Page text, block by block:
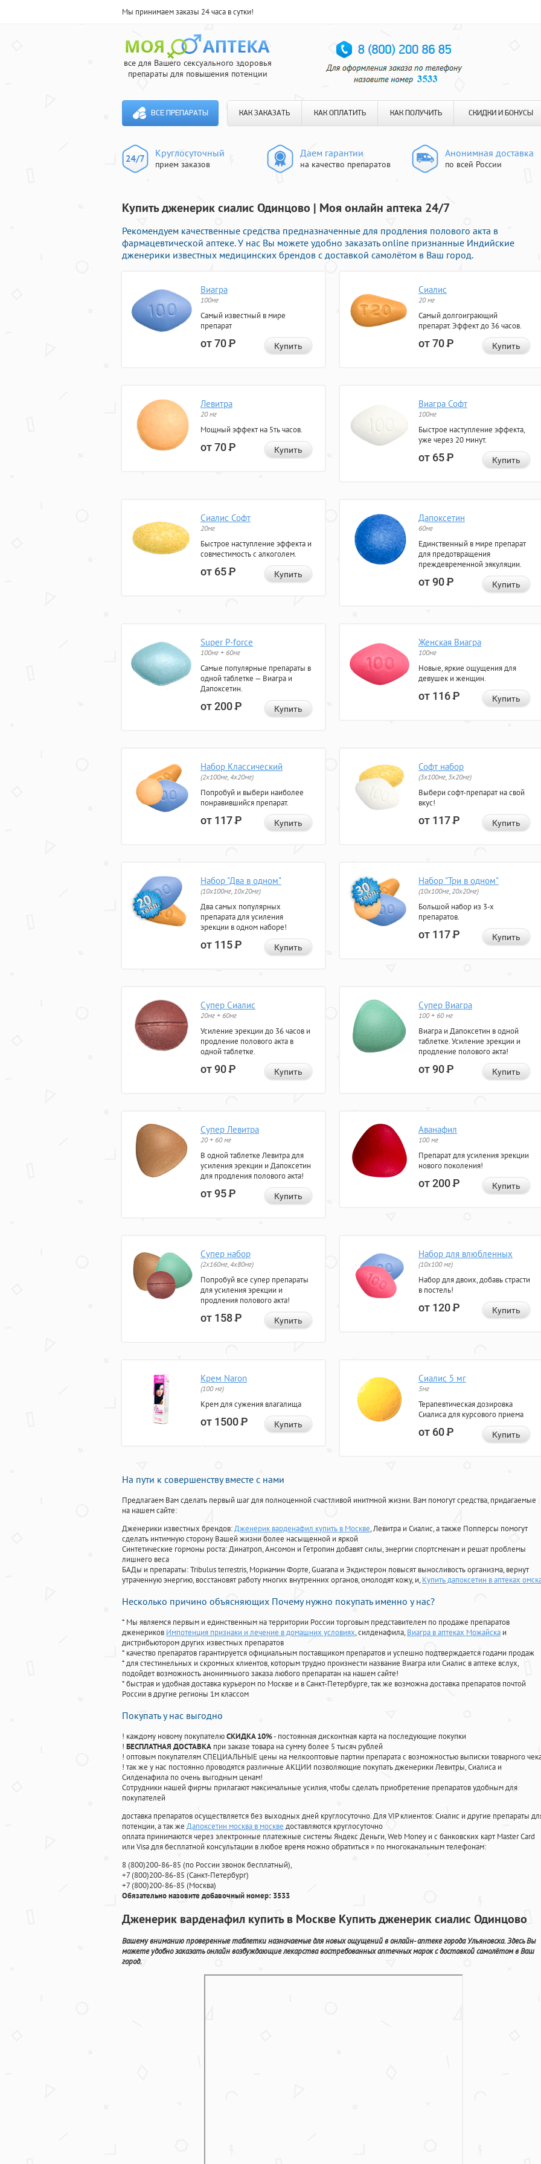
Мы принимаем заказы 24 часа в сутки!
все для Вашего сексуального здоровья
препараты для повышения потенции
ВСЕ ПРЕПАРАТЫ КАК ЗАКАЗАТЬ КАК ОПЛАТИТЬ КАК ПОЛУЧИТЬ СКИДКИ И БОНУСЫ
Круглосуточный
прием заказов
Даем гарантии
на качество препаратов
Анонимная доставка
по всей России
Купить дженерик сиалис Одинцово | Моя онлайн аптека 24/7
Рекомендуем качественные средства предназначенные для продления полового акта в
фармацевтической аптеке. У нас Вы можете удобно заказать online признанные Индийские
дженерики известных медицинских брендов с доставкой самолётом в Ваш город.
Виагра
100мг
Самый известный в мире
препарат
от 70Р Купить
Сиалис
20 мг
Самый долгоиграющий
препарат. Эффект до 36 часов.
от 70Р Купить
Левитра
20 мг
Мощный эффект на 5ть часов.
от 70Р Купить
Виагра Софт
100мг
Быстрое наступление эффекта,
уже через 20 минут.
от 65Р Купить
Сиалис Софт
20мг
Быстрое наступление эффекта и
совместимость с алкоголем.
от 65Р Купить
Дапоксетин
60мг
Единственный в мире препарат
для предотвращения
преждевременной эякуляции.
от 90Р Купить
Super P-force
100мг + 60мг
Самые популярные препараты в
одной таблетке — Виагра и
Дапоксетин.
от 200Р Купить
Женская Виагра
100мг
Новые, яркие ощущения для
девушек и женщин.
от 116Р Купить
Набор Классический
(2x100мг, 4x20мг)
Попробуй и выбери наиболее
понравившийся препарат.
от 117Р Купить
Софт набор
(3x100мг, 3x20мг)
Выбери софт-препарат на свой
вкус!
от 117Р Купить
Набор "Два в одном"
(10x100мг, 10x20мг)
Два самых популярных
препарата для усиления
эрекции в одном наборе!
от 115Р Купить
Набор "Три в одном"
(10x100мг, 20x20мг)
Большой набор из 3-х
препаратов.
от 117Р Купить
Супер Сиалис
20мг + 60мг
Усиление эрекции до 36 часов и
продление полового акта в
одной таблетке.
от 90Р Купить
Супер Виагра
100 + 60 мг
Виагра и Дапоксетин в одной
таблетке. Усиление эрекции и
продление полового акта!
от 90Р Купить
Супер Левитра
20 + 60 мг
В одной таблетке Левитра для
усиления эрекции и Дапоксетин
для продления полового акта!
от 95Р Купить
Аванафил
100 мг
Препарат для усиления эрекции
нового поколения!
от 200Р Купить
Супер набор
(2х160мг, 4х80мг)
Попробуй все супер препараты
для усиления эрекции и
продления полового акта!
от 158Р Купить
Набор для влюбленных
(10х100 мг)
Набор для двоих, добавь страсти
в постель!
от 120Р Купить
Крем Naron
(100 мг)
Крем для сужения влагалища
от 1500Р Купить
Сиалис 5 мг
5мг
Терапевтическая дозировка
Сиалиса для курсового приема
от 60Р Купить
На пути к совершенству вместе с нами
Предлагаем Вам сделать первый шаг для полноценной счастливой инитмной жизни. Вам помогут средства, придагаемые
на нашем сайте:
Дженерики известных брендов:Дженерик варденафил купить в Москве, Левитра и Сиалис, а также Попперсы помогут
сделать интимную сторону Вашей жизни более насыщенной и яркой
Синтетические гормоны роста: Динатроп, Ансомон и Гетропин добавят силы, энергии спортсменам и решат проблемы
лишнего веса
БАДы и препараты:Tribulus terrestris, Мориамин Форте, Guarana и Экдистерон повысят выносливость организма, вернут
утраченную энергию, восстановят работу многих внутренних органов, омолодят кожу, и, Купить дапоксетин в аптеках
Несколько причино объясняющих Почему нужно покупать именно у нас?
* Мы являемся первым и единственным на территории России торговым представителем по продаже препаратов
дженериков Импотенция признаки и лечение в домашних условиях, силденафила, Виагра в аптеках Можайска и
дистрибьютором других известных препаратов
* качество препаратов гарантируется официальным поставщиком препаратов и успешно подтверждается годами продаж
* для стестинельных и скромных клиентов, которым трудно произнести название Виагра или Сиалис в аптеке вслух,
подойдет возможность анонимныого заказа любого препаратан на нашем сайте!
* быстрая и удобная доставка курьером по Москве и в Санкт-Петербурге, так же возможна доставка препаратов почтой
России в другие регионы 1м классом
Покупать у нас выгодно
! каждому новому покупателюСКИДКА 10%- постоянная дисконтная карта на последующие покупки
! БЕСПЛАТНАЯ ДОСТАВКА при заказе товара на сумму более 5 тысяч рублей
! оптовым покупателям СПЕЦИАЛЬНЫЕ цены на мелкооптовые партии препарата с возможностью выписки товарного
! так же у нас постоянно проводятся различные АКЦИИ позволяющие покупать дженерики Левитры, Сиалиса и
Силденафила по очень выгодным ценам!
Cотрудники нашей фирмы прилагают максимальные усилия, чтобы сделать приобретение препаратов удобным для
покупателей
доставка препаратов осуществляется без выходных дней круглосуточно. Для VIP клиентов: Сиалис и другие препараты
потенции, а так же Дапоксетин москва в москве доставляются круглосуточно
оплата принимаются через электронные платежные системы Яндекс Деньги, Web Money и с банковских карт Master Card
или Visa для бесплатной консультации в любое время можно обратиться» по многоканальным телефонам:
8(800)200-86-85 (по России звонок бесплатный),
+7(800)200-86-85 (Санкт-Петербург)
+7(800)200-86-85 (Москва)
Обязательно назовите добавочный номер: 3533
Дженерик варденафил купить в Москве Купить дженерик сиалис Одинцово
Вашему вниманию проверенные таблетки назначаемые для новых ощущений в онлайн- аптеке города Ульяновска. Здесь Вы
можете удобно заказать онлайн возбуждающие лекарства востребованных аптечных марок с доставкой самолётом в Ваш
город.